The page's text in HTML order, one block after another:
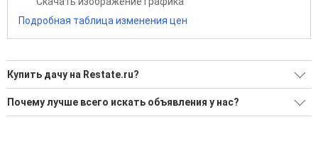
Подробная таблица изменения цен
Купить дачу на Restate.ru?
Воспользуйтесь нашим поиском по новостройкам, для
Почему лучше всего искать объявления у нас?